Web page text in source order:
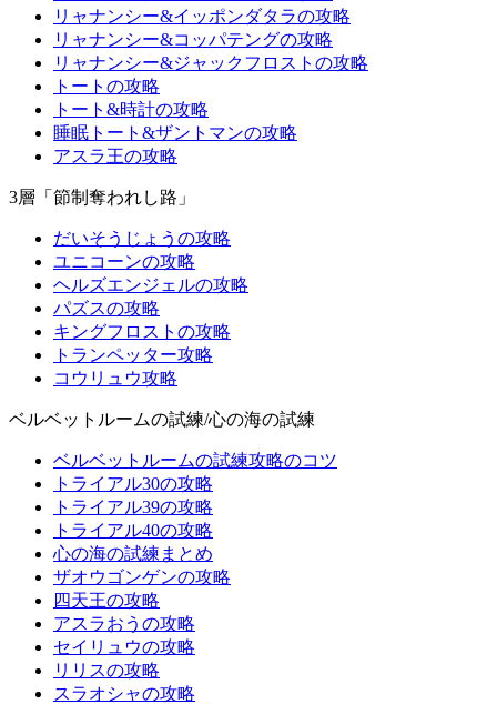
リャナンシー&イッポンダタラの攻略
リャナンシー&コッパテングの攻略
リャナンシー&ジャックフロストの攻略
トートの攻略
トート&時計の攻略
睡眠トート&ザントマンの攻略
アスラ王の攻略
3層「節制奪われし路」
だいそうじょうの攻略
ユニコーンの攻略
ヘルズエンジェルの攻略
パズスの攻略
キングフロストの攻略
トランペッター攻略
コウリュウ攻略
ベルベットルームの試練/心の海の試練
ベルベットルームの試練攻略のコツ
トライアル30の攻略
トライアル39の攻略
トライアル40の攻略
心の海の試練まとめ
ザオウゴンゲンの攻略
四天王の攻略
アスラおうの攻略
セイリュウの攻略
リリスの攻略
スラオシャの攻略